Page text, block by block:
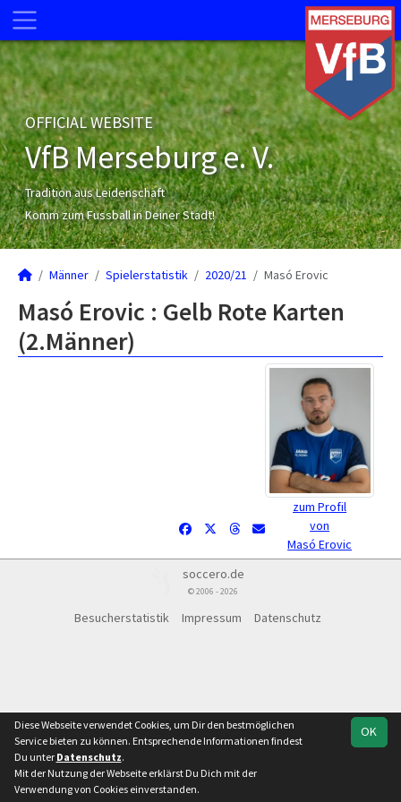
OFFICIAL WEBSITE
VfB Merseburg e. V.
Tradition aus Leidenschaft
Komm zum Fussball in Deiner Stadt!
Männer Spielerstatistik 2020/21 Masó Erovic
Masó Erovic : Gelb Rote Karten
(2.Männer)
zum Profil
von
Masó Erovic
soccero.de
© 2006 - 2026
Besucherstatistik Impressum Datenschutz
OK
Diese Webseite verwendet Cookies, um Dir den bestmöglichen
Service bieten zu können. Entsprechende Informationen findest
Du unter Datenschutz.
Mit der Nutzung der Webseite erklärst Du Dich mit der
Verwendung von Cookies einverstanden.